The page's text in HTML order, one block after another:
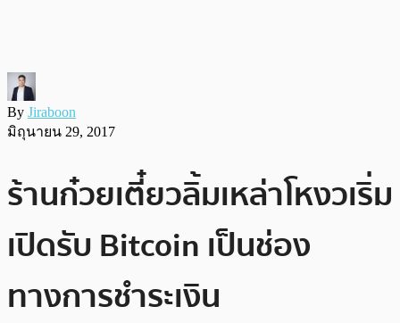
By Jiraboon
มิถุนายน 29, 2017
ร้านก๋วยเตี๋ยวลิ้มเหล่าโหงวเริ่ม
เปิดรับ Bitcoin เป็นช่อง
ทางการชำระเงิน